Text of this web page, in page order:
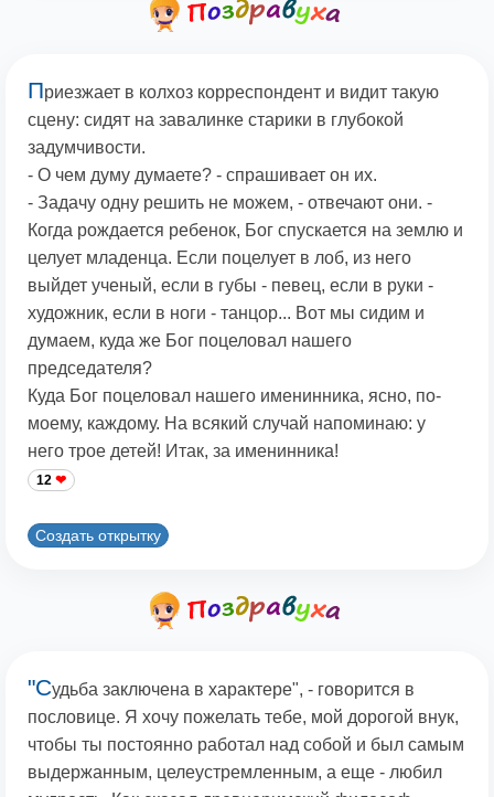
Приезжает в колхоз корреспондент и видит такую
сцену: сидят на завалинке старики в глубокой
задумчивости.
- О чем думу думаете? - спрашивает он их.
- Задачу одну решить не можем, - отвечают они. -
Когда рождается ребенок, Бог спускается на землю и
целует младенца. Если поцелует в лоб, из него
выйдет ученый, если в губы - певец, если в руки -
художник, если в ноги - танцор... Вот мы сидим и
думаем, куда же Бог поцеловал нашего
председателя?
Куда Бог поцеловал нашего именинника, ясно, по-
моему, каждому. На всякий случай напоминаю: у
него трое детей! Итак, за именинника!
12
Создать открытку
"Судьба заключена в характере", - говорится в
пословице. Я хочу пожелать тебе, мой дорогой внук,
чтобы ты постоянно работал над собой и был самым
выдержанным, целеустремленным, а еще - любил